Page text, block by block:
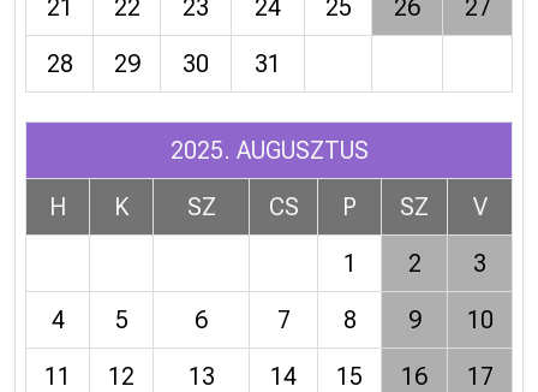
21 22 23 24 25 26
27
28
29 30 31
2025. AUGUSZTUS
H
K SZ CS P SZ
V
1
2
3
4
5 6 7 8 9
10
11
12 13 14 15 16
17